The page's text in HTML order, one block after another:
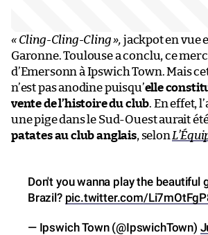
« Cling-Cling-Cling », jackpot en vue
Garonne. Toulouse a conclu, ce
d’Emersonn à Ipswich Town. Mais
n’est pas anodine puisqu’elle
vente de l’histoire du club. En effet,
une pige dans le Sud-Ouest aurait
patates au club anglais, selon
Don't you wanna play the beautiful
Brazil? pic.twitter.com/
— Ipswich Town (@IpswichTown)